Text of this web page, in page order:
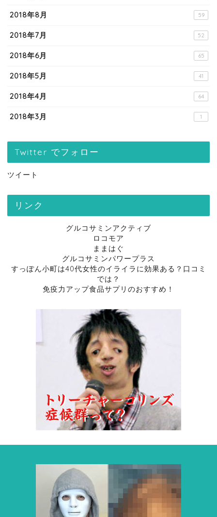
2018年8月 59
2018年7月 52
2018年6月 65
2018年5月 41
2018年4月 64
2018年3月 1
Twitter でフォロー
ツイート
リンク
グルコサミンアクティブ
ロコモア
ままはぐ
グルコサミンパワープラス
すっぽん小町は40代女性のイライラに効果ある？口コミ
では？
免疫力アップ食品サプリのおすすめ！